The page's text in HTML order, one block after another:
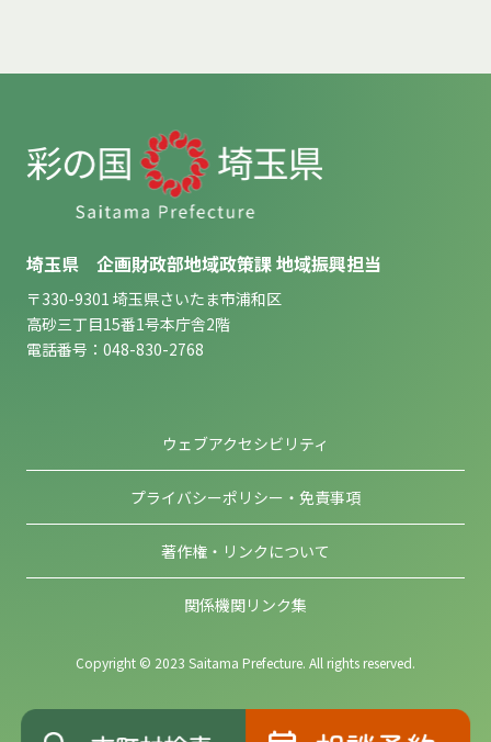
埼玉県 企画財政部地域政策課 地域振興担当
〒330-9301 埼玉県さいたま市浦和区
高砂三丁目15番1号本庁舎2階
電話番号：048-830-2768
ウェブアクセシビリティ
プライバシーポリシー・免責事項
著作権・リンクについて
関係機関リンク集
Copyright © 2023 Saitama Prefecture. All rights reserved.